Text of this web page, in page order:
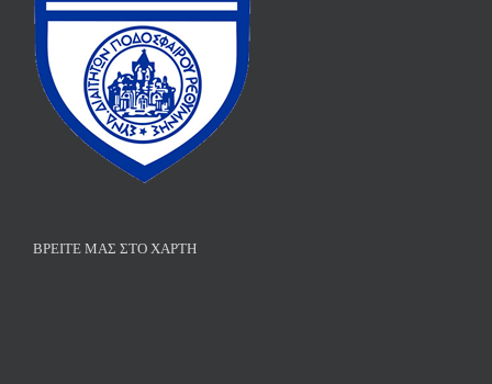
ΒΡΕΊΤΕ ΜΑΣ ΣΤΟ ΧΆΡΤΗ